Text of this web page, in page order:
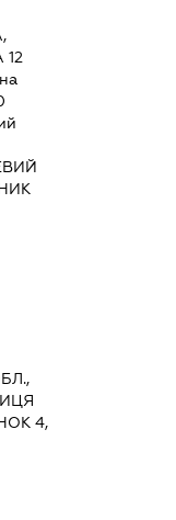
4,